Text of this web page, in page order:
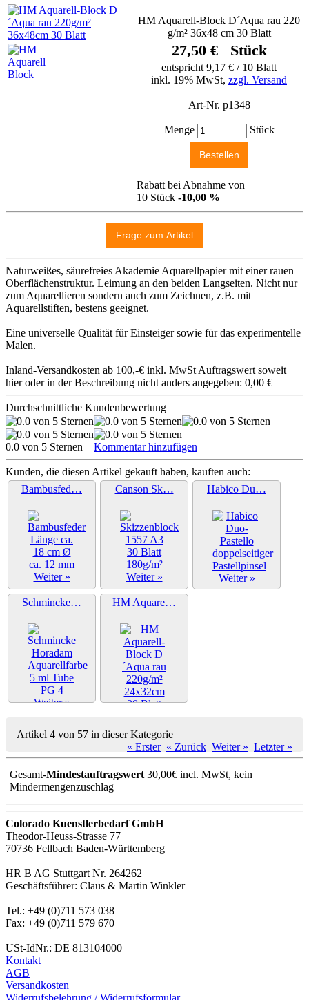
HM Aquarell-Block D´Aqua rau 220
g/m² 36x48 cm 30 Blatt
27,50 € Stück
entspricht 9,17 € / 10 Blatt
inkl. 19% MwSt, zzgl. Versand
Art-Nr. p1348
Menge Stück
Rabatt bei Abnahme von
10 Stück -10,00 %
Naturweißes, säurefreies Akademie Aquarellpapier mit einer rauen
Oberflächenstruktur. Leimung an den beiden Langseiten. Nicht nur
zum Aquarellieren sondern auch zum Zeichnen, z.B. mit
Aquarellstiften, bestens geeignet.
Eine universelle Qualität für Einsteiger sowie für das experimentelle
Malen.
Inland-Versandkosten ab 100,-€ inkl. MwSt Auftragswert soweit
hier oder in der Beschreibung nicht anders angegeben: 0,00 €
Durchschnittliche Kundenbewertung
0.0 von 5 Sternen Kommentar hinzufügen
Kunden, die diesen Artikel gekauft haben, kauften auch:
Bambusfed…
Weiter »
Canson Sk…
Weiter »
Habico Du…
Weiter »
Schmincke…
Weiter »
HM Aquare…
Artikel 4 von 57 in dieser Kategorie
« Erster « Zurück Weiter » Letzter »
Gesamt-Mindestauftragswert30,00€ incl. MwSt, kein
Mindermengenzuschlag
Colorado Kuenstlerbedarf GmbH
Theodor-Heuss-Strasse 77
70736 Fellbach Baden-Württemberg
HR B AG Stuttgart Nr. 264262
Geschäftsführer: Claus & Martin Winkler
Tel.: +49 (0)711 573 038
Fax: +49 (0)711 579 670
USt-IdNr.: DE 813104000
Kontakt
AGB
Versandkosten
Widerrufsbelehrung / Widerrufsformular